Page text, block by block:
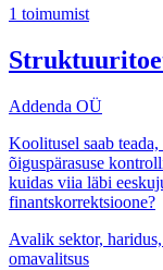
1 toimumist
Addenda OÜ
Koolitusel saab
õiguspärasuse
kuidas viia läbi
finantskorrektsioone?
Avalik sektor,
omavalitsus